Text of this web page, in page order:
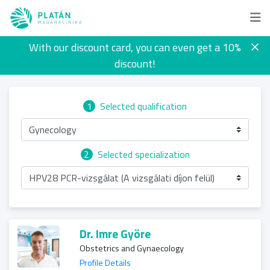
With our discount card, you can even get a 10%
discount!
1 Selected qualification
Gynecology
2
Selected specialization
HPV28 PCR-vizsgálat (A vizsgálati díjon felül)
Dr. Imre Györe
Obstetrics and Gynaecology
Profile Details